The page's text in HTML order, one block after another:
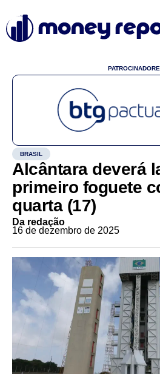
BRASIL
Alcântara deverá
primeiro foguete
quarta (17)
Da redação
16 de dezembro de 2025